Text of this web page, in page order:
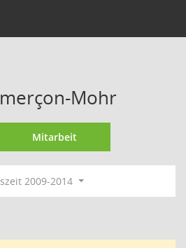
Mohr
Mitarbeit
2009-2014